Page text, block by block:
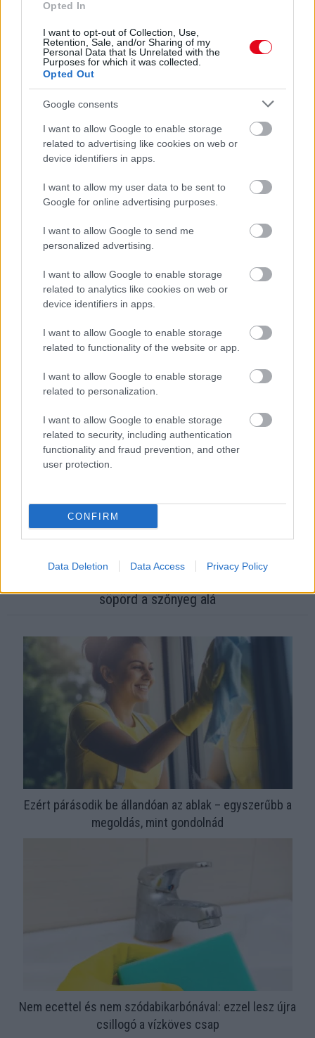
Opted In
I want to opt-out of Collection, Use,
Retention, Sale, and/or Sharing of my
Personal Data that Is Unrelated with the
Purposes for which it was collected.
Opted Out
Google consents
I want to allow Google to enable storage
related to advertising like cookies on web or
device identifiers in apps.
I want to allow my user data to be sent to
Google for online advertising purposes.
I want to allow Google to send me
personalized advertising.
I want to allow Google to enable storage
related to analytics like cookies on web or
device identifiers in apps.
I want to allow Google to enable storage
related to functionality of the website or app.
I want to allow Google to enable storage
related to personalization.
I want to allow Google to enable storage
related to security, including authentication
functionality and fraud prevention, and other
user protection.
CONFIRM
Data Deletion Data Access Privacy Policy
Erre figyelj!
07. 31.
NEM A CITROMSAV, AZ ECET VAGY A
SZÓDABIKARBÓNA A LEGERŐSEBB: EZT HASZNÁLJÁK A
SZÁLLODÁKBAN A VÍZKŐ ELLEN
24 óra
Ha ezt érzed evés után, a szervezeted fontos dologra
próbál figyelmeztetni
söpörd a szőnyeg alá
Ezért párásodik be állandóan az ablak – egyszerűbb a
megoldás, mint gondolnád
Nem ecettel és nem szódabikarbónával: ezzel lesz újra
csillogó a vízköves csap